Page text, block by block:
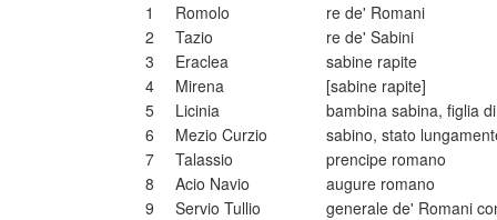
1
Romolo
re de' Romani
2
Tazio
re de' Sabini
3
Eraclea
sabine rapite
4
Mirena
[sabine rapite]
5
Licinia
bambina sabina, figlia
6
Mezio Curzio
sabino, stato
7
Talassio
prencipe romano
8
Acio Navio
augure romano
9
Servio Tullio
generale de' Romani